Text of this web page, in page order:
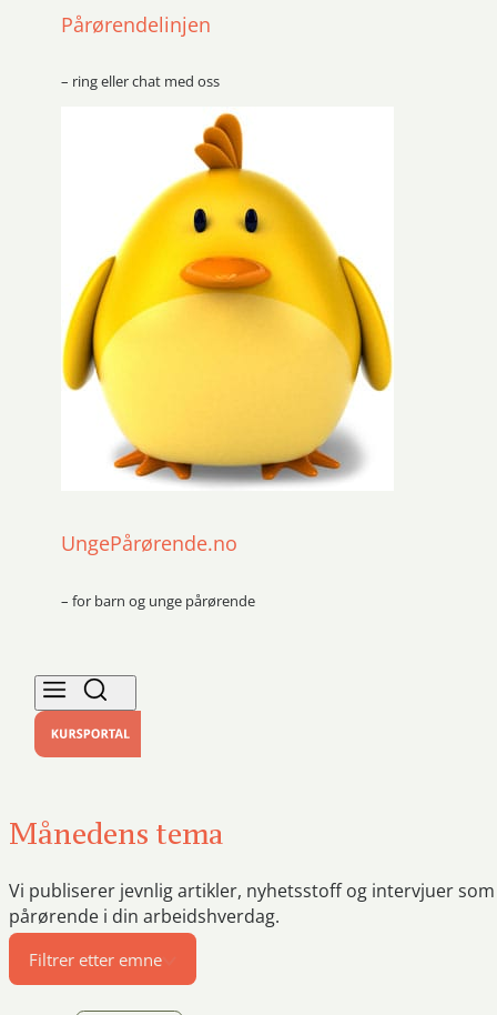
Pårørendelinjen
– ring eller chat med oss
UngePårørende.no
– for barn og unge pårørende
Månedens tema
Vi publiserer jevnlig artikler, nyhetsstoff og intervjuer
pårørende i din arbeidshverdag.
Filtrer etter emne